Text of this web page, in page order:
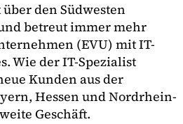
den Südwesten
betreut immer mehr
(EVU) mit IT-
Wie der IT-Spezialist
Kunden aus der
Hessen und Nordrhein-
Geschäft.